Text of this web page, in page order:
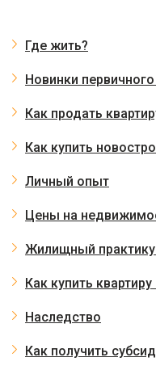
Где жить?
Новинки
Как продать
Как купить
Личный опыт
Цены на
Жилищный
Как купить
Наследство
Как получить